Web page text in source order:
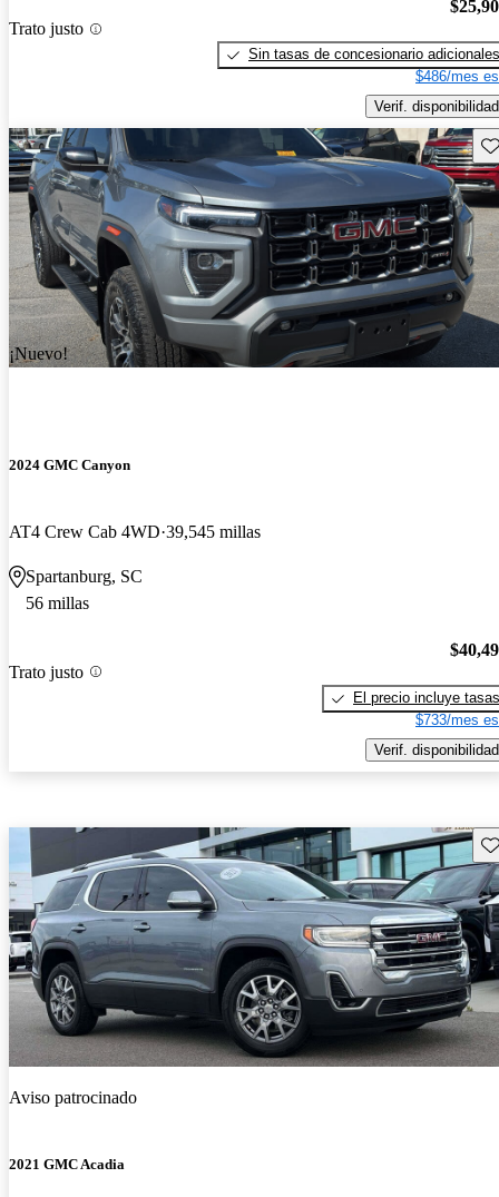
Trato justo
Sin tasas de concesionario adicionales
$486/mes
Verif. disponibilidad
¡Nuevo!
2024 GMC Canyon
AT4 Crew Cab 4WD 39,545 millas
Spartanburg, SC
56 millas
Trato justo
El precio incluye tasas
$733/mes
Verif. disponibilidad
Aviso patrocinado
2021 GMC Acadia